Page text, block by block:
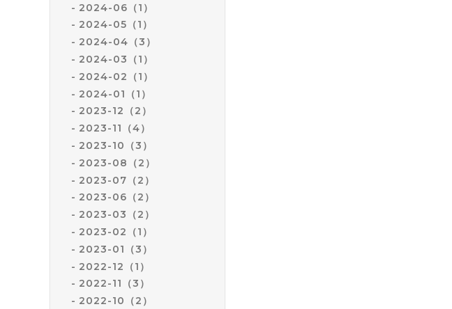
2024-06（1）
2024-05（1）
2024-04（3）
2024-03（1）
2024-02（1）
2024-01（1）
2023-12（2）
2023-11（4）
2023-10（3）
2023-08（2）
2023-07（2）
2023-06（2）
2023-03（2）
2023-02（1）
2023-01（3）
2022-12（1）
2022-11（3）
2022-10（2）